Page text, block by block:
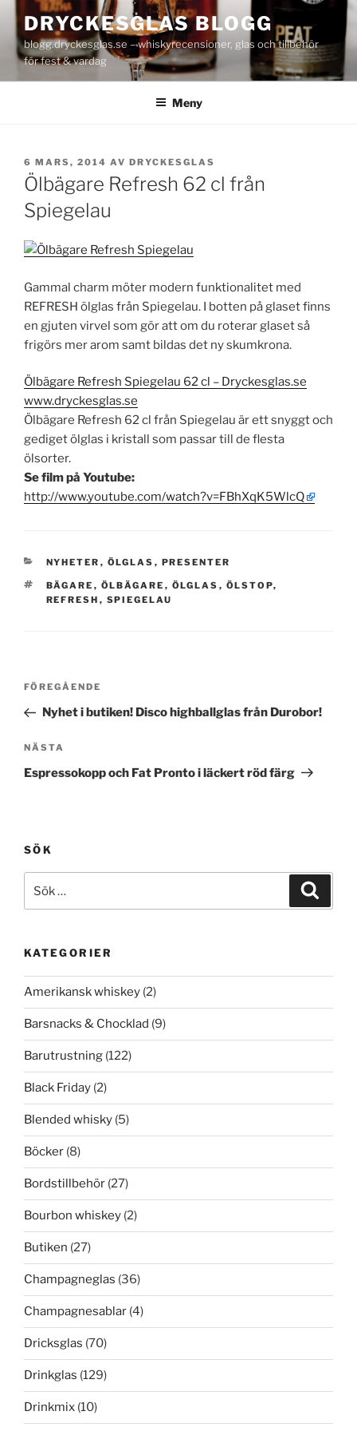
innehåll
DRYCKESGLAS BLOGG
blogg.dryckesglas.se – whiskyrecensioner, glas och tillbehör
för fest & vardag
Meny
PUBLICERAT
6 MARS, 2014 AV DRYCKESGLAS
Ölbägare Refresh 62 cl från
Spiegelau
Gammal charm möter modern funktionalitet med
REFRESH ölglas från Spiegelau. I botten på glaset finns
en gjuten virvel som gör att om du roterar glaset så
frigörs mer arom samt bildas det ny skumkrona.
Ölbägare Refresh Spiegelau 62 cl – Dryckesglas.se
www.dryckesglas.se
Ölbägare Refresh 62 cl från Spiegelau är ett snyggt och
gediget ölglas i kristall som passar till de flesta
ölsorter.
Se film på Youtube:
http://www.youtube.com/watch?v=FBhXqK5WlcQ
KATEGORIER
NYHETER , ÖLGLAS , PRESENTER
TAGGAR
BÄGARE , ÖLBÄGARE , ÖLGLAS , ÖLSTOP,
REFRESH , SPIEGELAU
Inläggsnavigering
Föregående
inlägg
FÖREGÅENDE
Nyhet i butiken! Disco highballglas från Durobor!
Nästa
inlägg
NÄSTA
Espressokopp och Fat Pronto i läckert röd färg
SÖK
efter:
KATEGORIER
Amerikansk whiskey (2)
Barsnacks & Chocklad (9)
Barutrustning (122)
Black Friday (2)
Blended whisky (5)
Böcker (8)
Bordstillbehör (27)
Bourbon whiskey (2)
Butiken (27)
Champagneglas (36)
Champagnesablar (4)
Dricksglas (70)
Drinkglas (129)
Drinkmix (10)